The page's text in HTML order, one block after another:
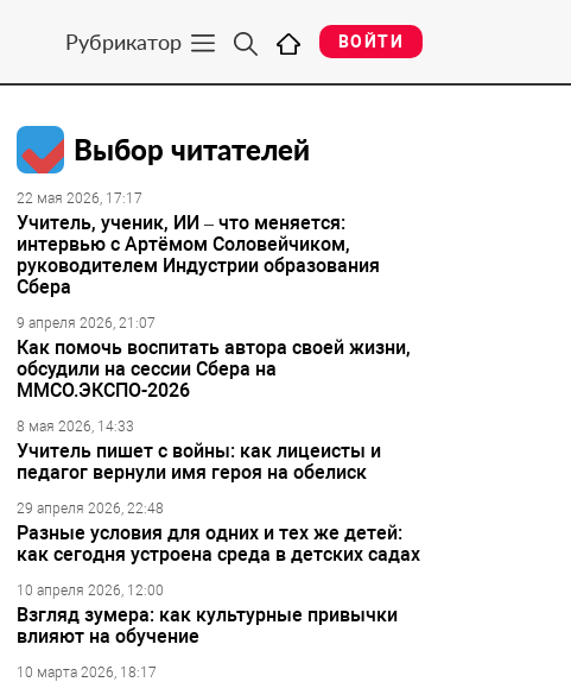
Рубрикатор ВОЙТИ
Выбор читателей
22 мая 2026, 17:17
Учитель, ученик, ИИ – что меняется:
интервью с Артёмом Соловейчиком,
руководителем Индустрии образования
Сбера
9 апреля 2026, 21:07
Как помочь воспитать автора своей жизни,
обсудили на сессии Сбера на
ММСО.ЭКСПО-2026
8 мая 2026, 14:33
Учитель пишет с войны: как лицеисты и
педагог вернули имя героя на обелиск
29 апреля 2026, 22:48
Разные условия для одних и тех же детей:
как сегодня устроена среда в детских садах
10 апреля 2026, 12:00
Взгляд зумера: как культурные привычки
влияют на обучение
10 марта 2026, 18:17